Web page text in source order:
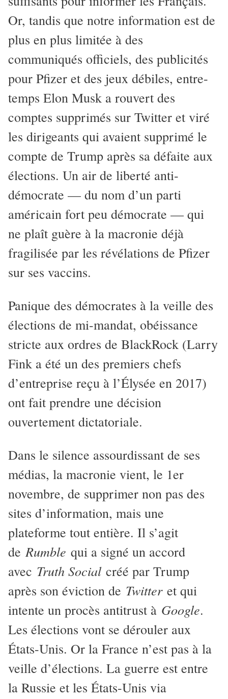
Or, tandis que notre information est de
plus en plus limitée à des
communiqués officiels, des publicités
pour Pfizer et des jeux débiles, entre-
temps Elon Musk a rouvert des
comptes supprimés sur Twitter et viré
les dirigeants qui avaient supprimé le
compte de Trump après sa défaite aux
élections. Un air de liberté anti-
démocrate — du nom d’un parti
américain fort peu démocrate — qui
ne plaît guère à la macronie déjà
fragilisée par les révélations de Pfizer
sur ses vaccins.
Panique des démocrates à la veille des
élections de mi-mandat, obéissance
stricte aux ordres de BlackRock (Larry
Fink a été un des premiers chefs
d’entreprise reçu à l’Élysée en 2017)
ont fait prendre une décision
ouvertement dictatoriale.
Dans le silence assourdissant de ses
médias, la macronie vient, le 1er
novembre, de supprimer non pas des
sites d’information, mais une
plateforme tout entière. Il s’agit
de Rumble qui a signé un accord
avec Truth Socialcréé par Trump
après son éviction de Twitteret qui
intente un procès antitrust à Google.
Les élections vont se dérouler aux
États-Unis. Or la France n’est pas à la
veille d’élections. La guerre est entre
la Russie et les États-Unis via